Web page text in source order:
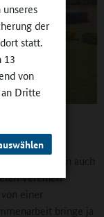
der
statt.
13
von
Dritte
Rolle.
wenn auch
Vereinen
einer
bringe ja